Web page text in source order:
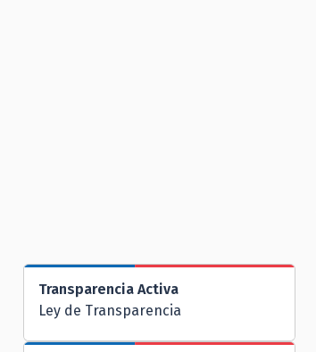
Transparencia Activa
Ley de Transparencia